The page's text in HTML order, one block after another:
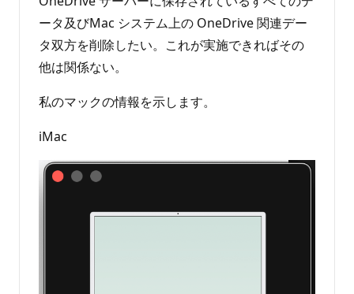
ん
ータ及びMac システム上の OneDrive 関連デー
タ双方を削除したい。これが実施できればその
他は関係ない。
私のマックの情報を示します。
iMac